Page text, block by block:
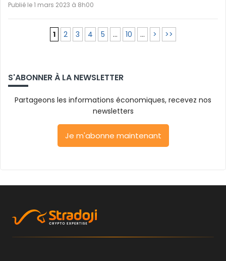
Publié le 1 mars 2023 à 8h00
1 2 3 4 5 … 10 … > >>
S'ABONNER À LA NEWSLETTER
Partageons les informations économiques, recevez nos
newsletters
Je m'abonne maintenant